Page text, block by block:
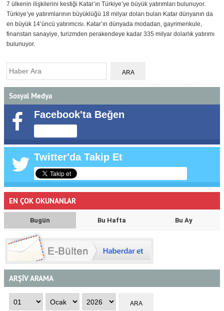
7 ülkenin ilişkilerini kestiği Katar’ın Türkiye’ye büyük yatırımları bulunuyor.
Türkiye’ye yatırımlarının büyüklüğü 18 milyar doları bulan Katar dünyanın da
en büyük 14’üncü yatırımcısı. Katar’ın dünyada modadan, gayrimenkule,
finanstan sanayiye, turizmden perakendeye kadar 335 milyar dolarlık yatırımı
bulunuyor.
Sosyal Medya
Facebook'ta Beğen
Twitter'da Takip Et
EN ÇOK OKUNANLAR
Bugün Bu Hafta Bu Ay
ARŞİV ARAMA